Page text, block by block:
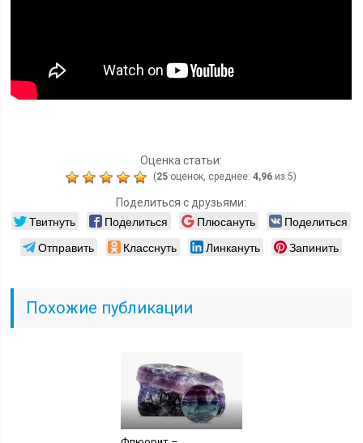
Оценка статьи:
(25 оценок, среднее:4,96 из 5)
Поделиться с друзьями:
Твитнуть Поделиться Плюсануть
Поделиться
Отправить
Класснуть Линкануть Запинить
Похожие публикации